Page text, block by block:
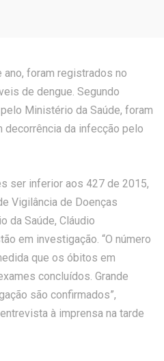
ano, foram registrados no
de dengue. Segundo
Ministério da Saúde, foram
da infecção pelo
ser inferior aos 427 de 2015,
Vigilância de Doenças
da Saúde, Cláudio
em investigação. “O número
que os óbitos em
concluídos. Grande
são confirmados”,
à imprensa na tarde